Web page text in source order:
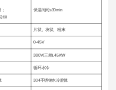
钟
保温时间≤30min
片状、块状、粉末
0-45V
380V(三相),45KW
循环水冷
304不锈钢水冷腔体